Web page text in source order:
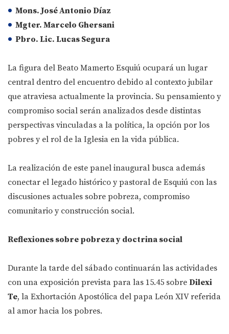
Mons. José Antonio Díaz
Mgter. Marcelo Ghersani
Pbro. Lic. Lucas Segura
La figura del Beato Mamerto Esquiú ocupará un lugar
central dentro del encuentro debido al contexto jubilar
que atraviesa actualmente la provincia. Su pensamiento y
compromiso social serán analizados desde distintas
perspectivas vinculadas a la política, la opción por los
pobres y el rol de la Iglesia en la vida pública.
La realización de este panel inaugural busca además
conectar el legado histórico y pastoral de Esquiú con las
discusiones actuales sobre pobreza, compromiso
comunitario y construcción social.
Reflexiones sobre pobreza y doctrina social
Durante la tarde del sábado continuarán las actividades
con una exposición prevista para las 15.45 sobre Dilexi
Te, la Exhortación Apostólica del papa León XIV referida
al amor hacia los pobres.